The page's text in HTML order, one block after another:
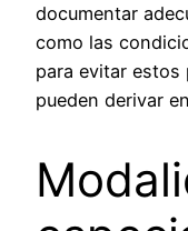
documentar
como las
para evitar estos
pueden derivar